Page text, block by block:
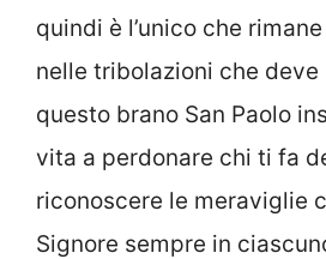
quindi è l’unico che
nelle tribolazioni che deve
questo brano San Paolo
vita a perdonare chi ti fa
riconoscere le meraviglie
Signore sempre in